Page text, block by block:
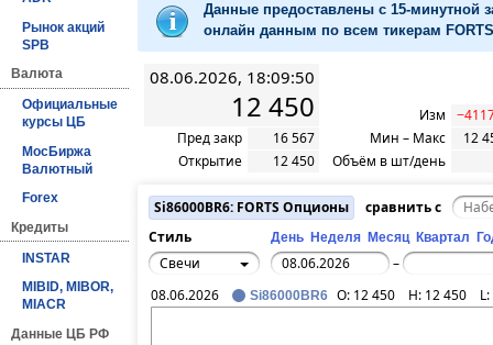
Рынок акций
SPB
Валюта
Официальные
курсы ЦБ
МосБиржа
Валютный
Forex
Кредиты
INSTAR
MIBID, MIBOR,
MIACR
Данные ЦБ РФ
Данные предоставлены с 15-минутной
онлайн данным по всем тикерам
08.06.2026, 18:09:50
12 450
Пред закр
16 567
Открытие
12 450
Изм
Мин – Макс
12
Объём в шт/день
Si86000BR6: FORTS Опционы
сравнить с
Стиль
День Неделя Месяц Квартал
Свечи
–
08.06.2026
Si86000BR6 O: 12 450 H: 12 450 L: